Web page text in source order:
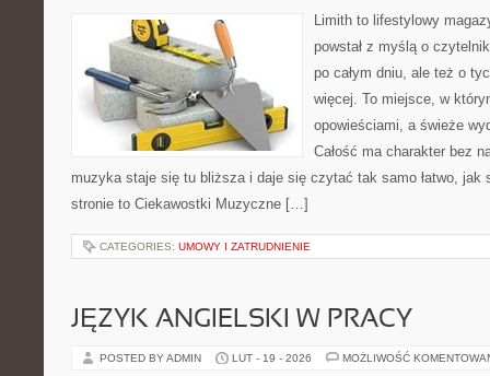
Limith to lifestylowy
powstał z myślą o
po całym dniu, ale też o
więcej. To miejsce, w
opowieściami, a świeże
Całość ma charakter bez
muzyka staje się tu bliższa i daje się czytać tak samo łatwo, jak
stronie to Ciekawostki Muzyczne […]
CATEGORIES: UMOWY I ZATRUDNIENIE
JĘZYK ANGIELSKI W PRACY
POSTED BY ADMIN LUT - 19 - 2026 MOŻLIWOŚĆ